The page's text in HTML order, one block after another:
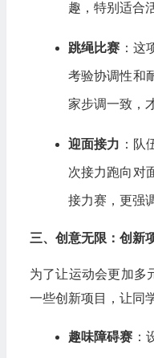
趣，特别适合
跳绳比赛 ：这
考验协调性和
家步调一致，
迎面接力 ：队
次接力跑向对
接力赛，更强
三、创意无限：创新
为了让运动会更加多
一些创新项目，让同
趣味障碍赛 ：